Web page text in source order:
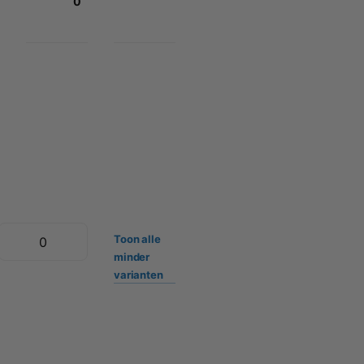
Toonalle
minder
varianten